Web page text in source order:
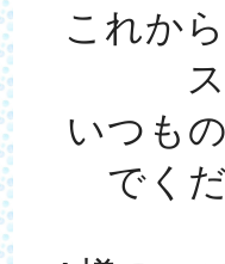
これか
いつも
でく